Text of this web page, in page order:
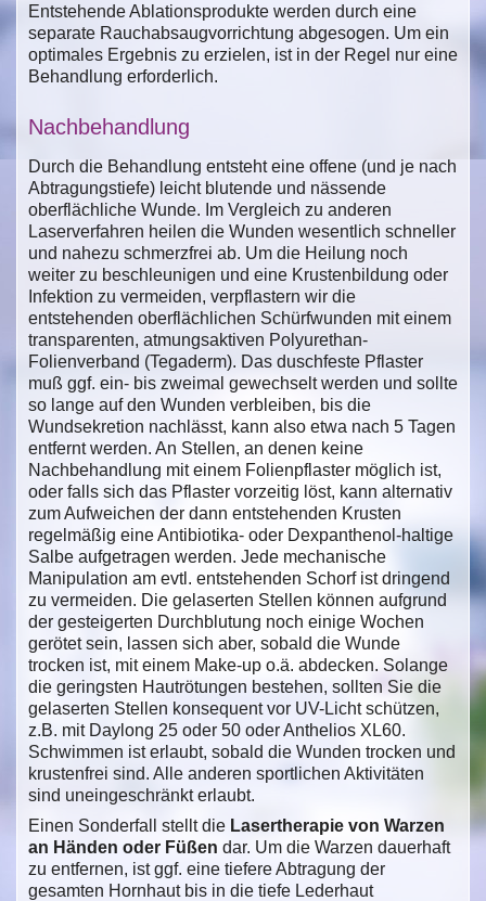
Entstehende Ablationsprodukte werden durch eine
separate Rauchabsaugvorrichtung abgesogen. Um ein
optimales Ergebnis zu erzielen, ist in der Regel nur eine
Behandlung erforderlich.
Nachbehandlung
Durch die Behandlung entsteht eine offene (und je nach
Abtragungstiefe) leicht blutende und nässende
oberflächliche Wunde. Im Vergleich zu anderen
Laserverfahren heilen die Wunden wesentlich schneller
und nahezu schmerzfrei ab. Um die Heilung noch
weiter zu beschleunigen und eine Krustenbildung oder
Infektion zu vermeiden, verpflastern wir die
entstehenden oberflächlichen Schürfwunden mit einem
transparenten, atmungsaktiven Polyurethan-
Folienverband (Tegaderm). Das duschfeste Pflaster
muß ggf. ein- bis zweimal gewechselt werden und sollte
so lange auf den Wunden verbleiben, bis die
Wundsekretion nachlässt, kann also etwa nach 5 Tagen
entfernt werden. An Stellen, an denen keine
Nachbehandlung mit einem Folienpflaster möglich ist,
oder falls sich das Pflaster vorzeitig löst, kann alternativ
zum Aufweichen der dann entstehenden Krusten
regelmäßig eine Antibiotika- oder Dexpanthenol-haltige
Salbe aufgetragen werden. Jede mechanische
Manipulation am evtl. entstehenden Schorf ist dringend
zu vermeiden. Die gelaserten Stellen können aufgrund
der gesteigerten Durchblutung noch einige Wochen
gerötet sein, lassen sich aber, sobald die Wunde
trocken ist, mit einem Make-up o.ä. abdecken. Solange
die geringsten Hautrötungen bestehen, sollten Sie die
gelaserten Stellen konsequent vor UV-Licht schützen,
z.B. mit Daylong 25 oder 50 oder Anthelios XL60.
Schwimmen ist erlaubt, sobald die Wunden trocken und
krustenfrei sind. Alle anderen sportlichen Aktivitäten
sind uneingeschränkt erlaubt.
Einen Sonderfall stellt die Lasertherapie von Warzen
an Händen oder Füßen dar. Um die Warzen dauerhaft
zu entfernen, ist ggf. eine tiefere Abtragung der
gesamten Hornhaut bis in die tiefe Lederhaut